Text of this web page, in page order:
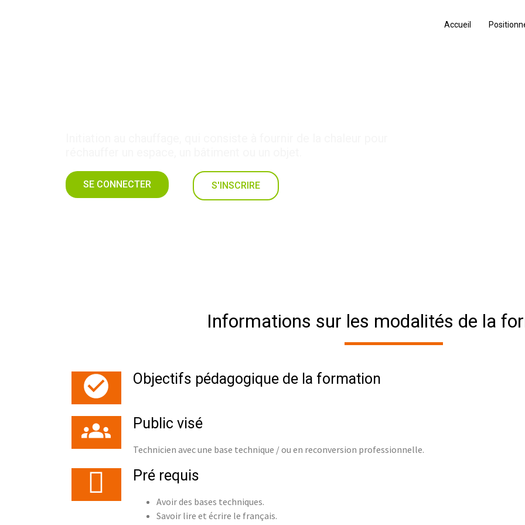
Accueil
SE CONNECTER S'INSCRIRE
Informations sur les modalités de la
Objectifs pédagogique de la formation
Public visé
Technicien avec une base technique / ou en reconversion professionnelle.
Pré requis
Avoir des bases techniques.
Savoir lire et écrire le français.